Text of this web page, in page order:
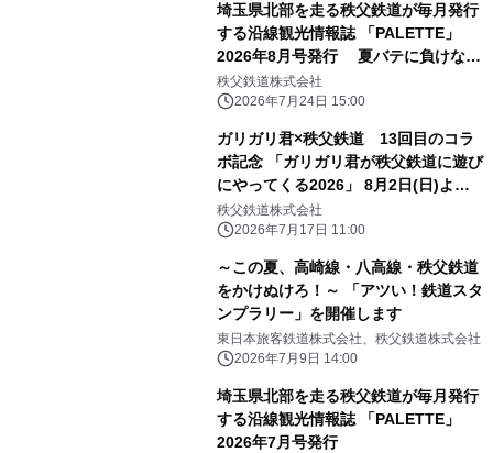
埼玉県北部を走る秩父鉄道が毎月発行
する沿線観光情報誌 「PALETTE」
2026年8月号発行 夏バテに負けな
い！秩父鉄道沿線の肉汁きらめくハン
バーグ！！特集
秩父鉄道株式会社
2026年7月24日 15:00
ガリガリ君×秩父鉄道 13回目のコラ
ボ記念 「ガリガリ君が秩父鉄道に遊び
にやってくる2026」 8月2日(日)より
開催！
秩父鉄道株式会社
2026年7月17日 11:00
～この夏、高崎線・八高線・秩父鉄道
をかけぬけろ！～ 「アツい！鉄道スタ
ンプラリー」を開催します
東日本旅客鉄道株式会社、秩父鉄道株式会社
2026年7月9日 14:00
埼玉県北部を走る秩父鉄道が毎月発行
する沿線観光情報誌 「PALETTE」
2026年7月号発行